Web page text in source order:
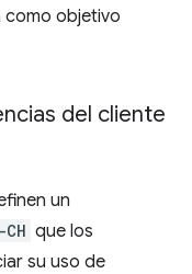
como objetivo
del cliente
un
que los
su uso de